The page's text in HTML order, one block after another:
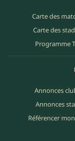
Carte des
Carte des
Programme
Annonces
Annonces
Référencer